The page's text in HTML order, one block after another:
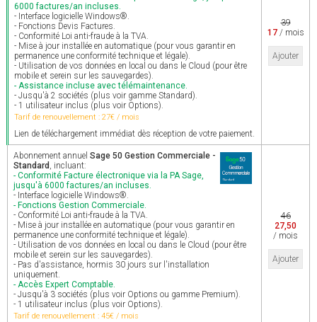
6000 factures/an incluses.
- Interface logicielle Windows®.
- Fonctions Devis Factures.
- Conformité Loi anti-fraude à la TVA.
- Mise à jour installée en automatique (pour vous garantir en
permanence une conformité technique et légale).
- Utilisation de vos données en local ou dans le Cloud (pour être
mobile et serein sur les sauvegardes).
- Assistance incluse avec télémaintenance.
- Jusqu'à 2 sociétés (plus voir gamme Standard).
- 1 utilisateur inclus (plus voir Options).
Tarif de renouvellement : 27€ / mois
Lien de téléchargement immédiat dès réception de votre paiement.
39
17/ mois
Ajouter
Abonnement annuel Sage 50 Gestion Commerciale -
Standard , incluant:
- Conformité Facture électronique via la PA Sage,
jusqu'à 6000 factures/an incluses.
- Interface logicielle Windows®.
- Fonctions Gestion Commerciale.
- Conformité Loi anti-fraude à la TVA.
- Mise à jour installée en automatique (pour vous garantir en
permanence une conformité technique et légale).
- Utilisation de vos données en local ou dans le Cloud (pour être
mobile et serein sur les sauvegardes).
- Pas d'assistance, hormis 30 jours sur l'installation
uniquement.
- Accès Expert Comptable.
- Jusqu'à 3 sociétés (plus voir Options ou gamme Premium).
- 1 utilisateur inclus (plus voir Options).
Tarif de renouvellement : 45€ / mois
46
27,50
/ mois
Ajouter